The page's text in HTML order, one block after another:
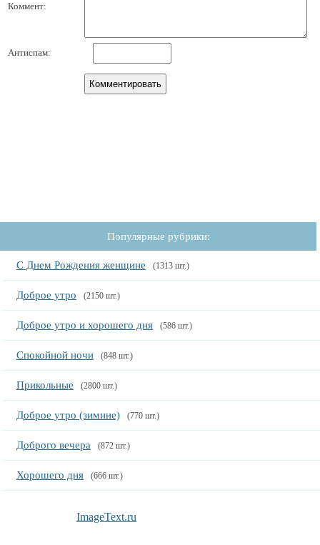
Коммент:
Антиспам:
Популярные рубрики:
С Днем Рождения женщине (1313 шт.)
Доброе утро (2150 шт.)
Доброе утро и хорошего дня (586 шт.)
Спокойной ночи (848 шт.)
Прикольные (2800 шт.)
Доброе утро (зимние) (770 шт.)
Доброго вечера (872 шт.)
Хорошего дня (666 шт.)
ImageText.ru